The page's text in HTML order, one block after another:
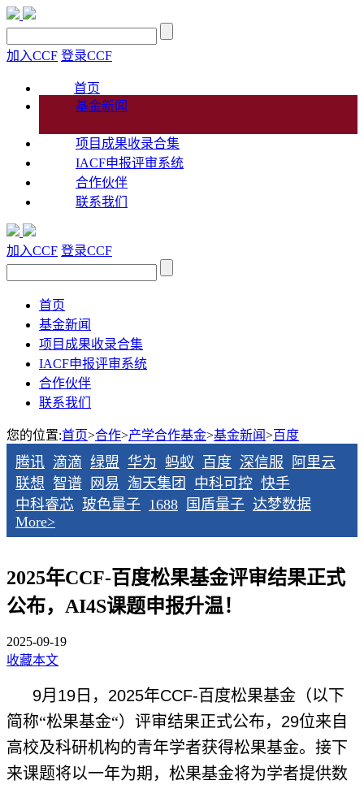
加入CCF 登录CCF
首页
基金新闻
项目成果收录合集
IACF申报评审系统
合作伙伴
联系我们
加入CCF 登录CCF
首页
基金新闻
项目成果收录合集
IACF申报评审系统
合作伙伴
联系我们
您的位置:首页>合作>产学合作基金>基金新闻>百度
腾讯 滴滴 绿盟 华为 蚂蚁 百度 深信服
阿里云
联想 智谱 网易 淘天集团 中科可控 快手
中科睿芯 玻色量子 1688 国盾量子 达梦数据
More>
2025年CCF-百度松果基金评审结果正式
公布，AI4S课题申报升温！
2025-09-19
收藏本文
9月 19 日， 2025年CCF-百度松果基金（以下
简称“松果基金“）评审结果正式公布， 29位来自
高校及科研机构的青年学者获得松果基金。接下
来课题将以一年为期，松果基金将为学者提供数